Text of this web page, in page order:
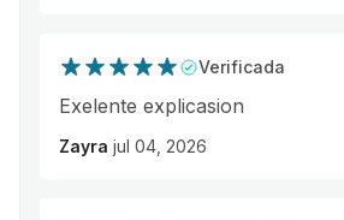
Verificada
Exelente explicasion
Zayra jul 04, 2026